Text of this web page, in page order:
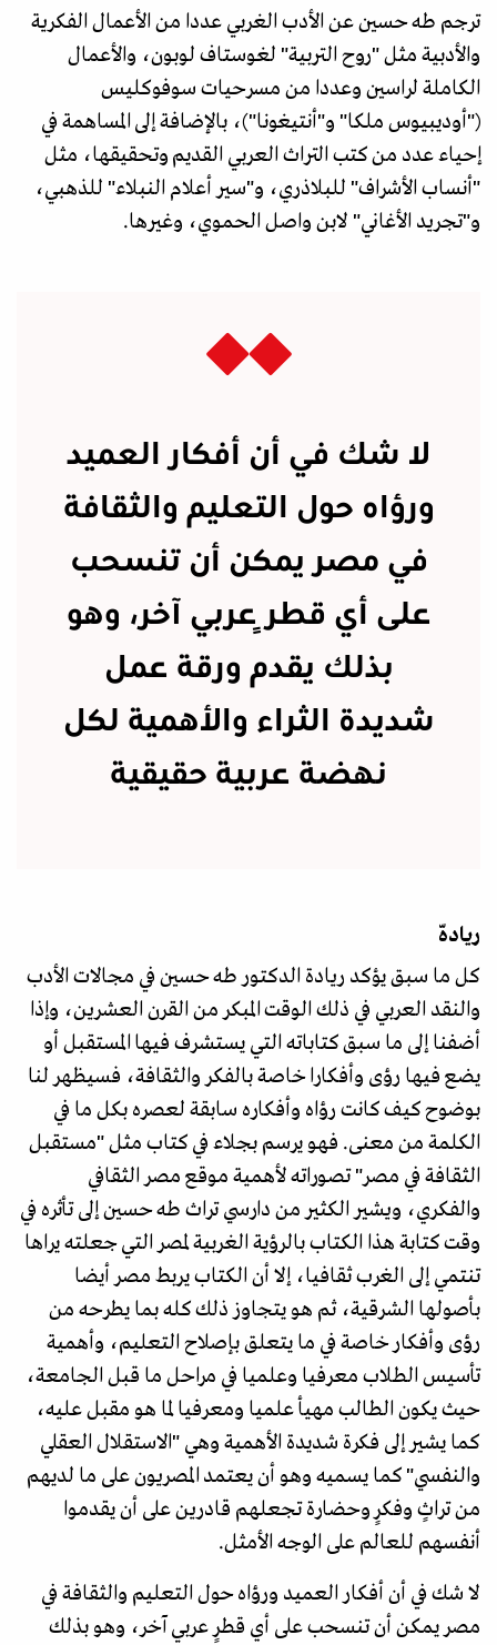
ترجم طه حسين عن الأدب الغربي عددا من الأعمال الفكرية
والأدبية مثل "روح التربية" لغوستاف لوبون، والأعمال
الكاملة لراسين وعددا من مسرحيات سوفوكليس
("أوديبيوس ملكا" و"أنتيغونا")، بالإضافة إلى المساهمة في
إحياء عدد من كتب التراث العربي القديم وتحقيقها، مثل
"أنساب الأشراف" للبلاذري، و"سير أعلام النبلاء" للذهبي،
و"تجريد الأغاني" لابن واصل الحموي، وغيرها.
لا شك في أن أفكار العميد
ورؤاه حول التعليم والثقافة
في مصر يمكن أن تنسحب
على أي قطرٍ عربي آخر، وهو
بذلك يقدم ورقة عمل
شديدة الثراء والأهمية لكل
نهضة عربية حقيقية
ريادهّ
كل ما سبق يؤكد ريادة الدكتور طه حسين في مجالات الأدب
والنقد العربي في ذلك الوقت المبكر من القرن العشرين، وإذا
أضفنا إلى ما سبق كتاباته التي يستشرف فيها المستقبل أو
يضع فيها رؤى وأفكارا خاصة بالفكر والثقافة، فسيظهر لنا
بوضوح كيف كانت رؤاه وأفكاره سابقة لعصره بكل ما في
الكلمة من معنى. فهو يرسم بجلاء في كتاب مثل "مستقبل
الثقافة في مصر" تصوراته لأهمية موقع مصر الثقافي
والفكري، ويشير الكثير من دارسي تراث طه حسين إلى تأثره في
وقت كتابة هذا الكتاب بالرؤية الغربية لمصر التي جعلته يراها
تنتمي إلى الغرب ثقافيا، إلا أن الكتاب يربط مصر أيضا
بأصولها الشرقية، ثم هو يتجاوز ذلك كله بما يطرحه من
رؤى وأفكار خاصة في ما يتعلق بإصلاح التعليم، وأهمية
تأسيس الطلاب معرفيا وعلميا في مراحل ما قبل الجامعة،
حيث يكون الطالب مهيأ علميا ومعرفيا لما هو مقبل عليه،
كما يشير إلى فكرة شديدة الأهمية وهي "الاستقلال العقلي
والنفسي" كما يسميه وهو أن يعتمد المصريون على ما لديهم
من تراثٍ وفكرٍ وحضارة تجعلهم قادرين على أن يقدموا
أنفسهم للعالم على الوجه الأمثل.
لا شك في أن أفكار العميد ورؤاه حول التعليم والثقافة في
مصر يمكن أن تنسحب على أي قطرٍ عربي آخر، وهو بذلك